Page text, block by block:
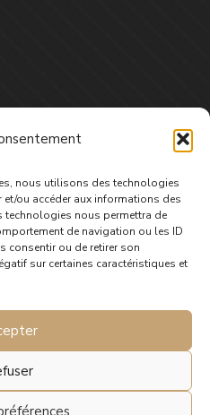
nous utilisons des technologies
ou accéder aux informations des
technologies nous permettra de
de navigation ou les ID
consentir ou de retirer son
sur certaines caractéristiques et